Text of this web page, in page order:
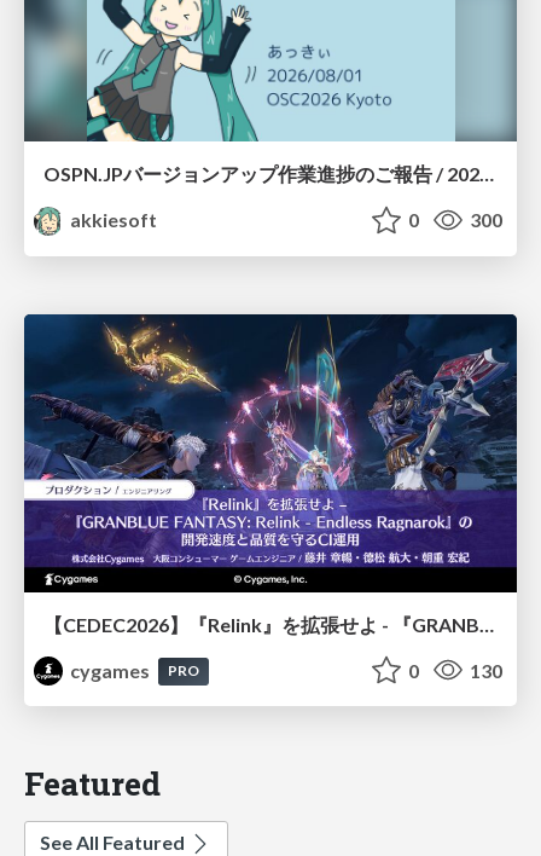
OSPN.JPバージョンアップ作業進捗のご報告 / 20260801-osc26kyoto
akkiesoft
0 300
cygames
PRO 0 130
Featured
See All Featured